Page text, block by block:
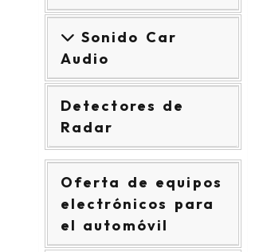
Sonido Car
Audio
Detectores de
Radar
Oferta de equipos
electrónicos para
el automóvil